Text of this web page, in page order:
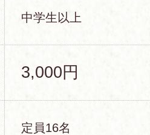
中学生以上
3,000円
定員16名